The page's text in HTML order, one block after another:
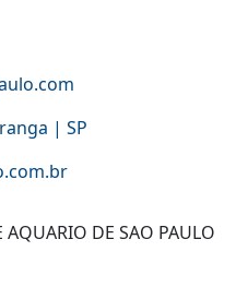
| SP
AQUARIO DE SAO PAULO